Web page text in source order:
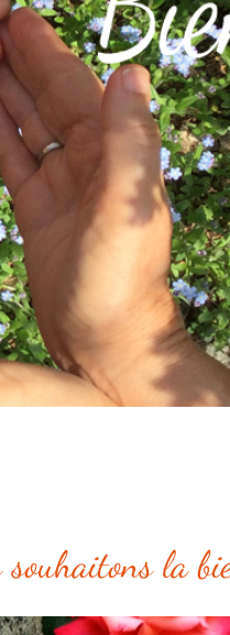
souhaitons la